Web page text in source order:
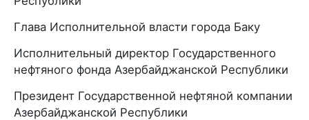
Глава Исполнительной власти города Баку
Исполнительный директор Государственного
нефтяного фонда Азербайджанской Республики
Президент Государственной нефтяной компании
Азербайджанской Республики